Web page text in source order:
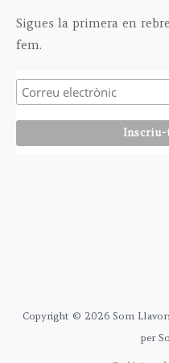
Sigues la primera en
fem.
Copyright © 2026 Som
per